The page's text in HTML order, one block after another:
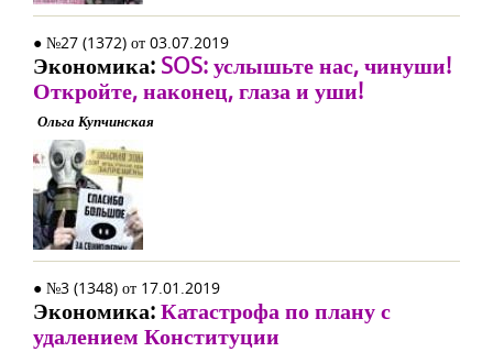
● №27 (1372) от 03.07.2019
Экономика: SOS: услышьте нас, чинуши!
Откройте, наконец, глаза и уши!
Ольга Купчинская
● №3 (1348) от 17.01.2019
Экономика:Катастрофа по плану с
удалением Конституции